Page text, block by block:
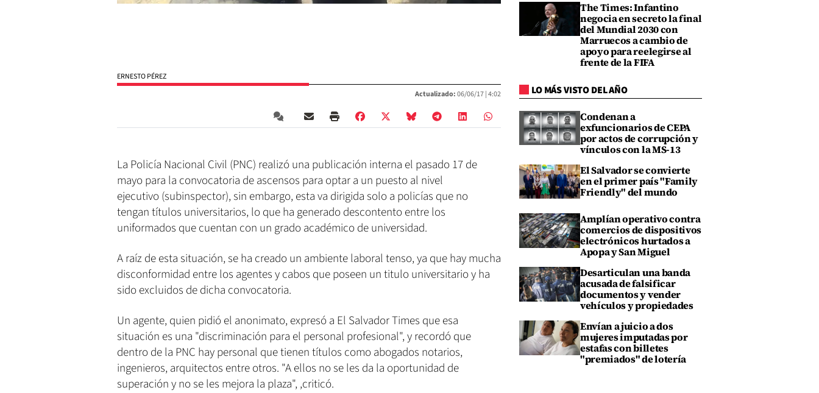
ERNESTO PÉREZ
Actualizado:06/06/17 |4:02
La Policía Nacional Civil (PNC) realizó una publicación interna el pasado 17 de
mayo para la convocatoria de ascensos para optar a un puesto al nivel
ejecutivo (subinspector), sin embargo, esta va dirigida solo a policías que no
tengan títulos universitarios, lo que ha generado descontento entre los
uniformados que cuentan con un grado académico de universidad.
A raíz de esta situación, se ha creado un ambiente laboral tenso, ya que hay mucha
disconformidad entre los agentes y cabos que poseen un titulo universitario y ha
sido excluidos de dicha convocatoria.
Un agente, quien pidió el anonimato, expresó a El Salvador Times que esa
situación es una "discriminación para el personal profesional", y recordó que
dentro de la PNC hay personal que tienen títulos como abogados notarios,
ingenieros, arquitectos entre otros. "A ellos no se les da la oportunidad de
superación y no se les mejora la plaza", ,criticó.
The Times: Infantino
negocia en secreto la final
del Mundial 2030 con
Marruecos a cambio de
apoyo para reelegirse al
frente de la FIFA
LO MÁS VISTO DEL AÑO
Condenan a
exfuncionarios de CEPA
por actos de corrupción y
vínculos con la MS-13
El Salvador se convierte
en el primer país "Family
Friendly" del mundo
Amplían operativo contra
comercios de dispositivos
electrónicos hurtados a
Apopa y San Miguel
Desarticulan una banda
acusada de falsificar
documentos y vender
vehículos y propiedades
Envían a juicio a dos
mujeres imputadas por
estafas con billetes
"premiados" de lotería